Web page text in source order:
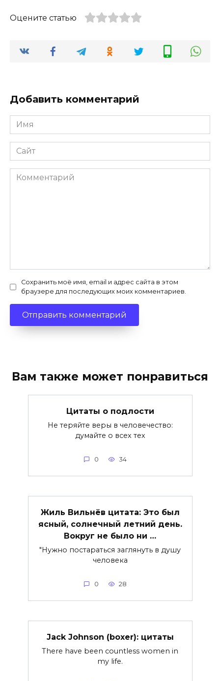
Оцените статью
Добавить комментарий
Имя
*
Сайт
Комментарий
Сохранить моё имя, email и адрес сайта в этом
браузере для последующих моих комментариев.
Вам также может понравиться
Цитаты о подлости
Не теряйте веры в человечество:
думайте о всех тех
0 34
Жиль Вильнёв цитата: Это был
ясный, солнечный летний день.
Вокруг не было ни …
"Нужно постараться заглянуть в душу
человека
0 28
Jack Johnson (boxer): цитаты
There have been countless women in
my life.